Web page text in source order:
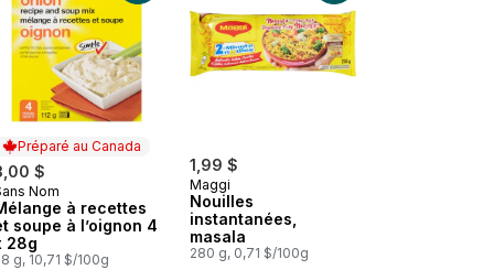
Préparé au Canada
$
au Canada
Nom
à recettes
soupe à l’oignon 4
28g
g, 10,71 $/100g
1,99 $
Maggi
Nouilles
instantanées,
masala
280 g, 0,71 $/100g